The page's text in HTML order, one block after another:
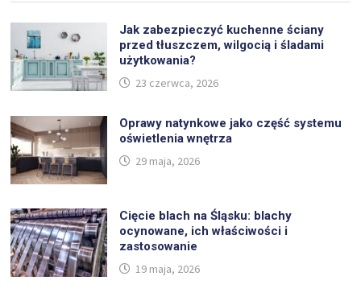
Jak zabezpieczyć kuchenne ściany
przed tłuszczem, wilgocią i śladami
użytkowania?
23 czerwca, 2026
Oprawy natynkowe jako część systemu
oświetlenia wnętrza
29 maja, 2026
Cięcie blach na Śląsku: blachy
ocynowane, ich właściwości i
zastosowanie
19 maja, 2026